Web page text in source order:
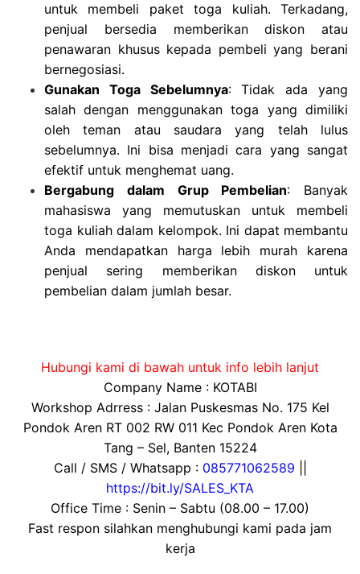
untuk membeli paket toga kuliah. Terkadang,
penjual bersedia memberikan diskon atau
penawaran khusus kepada pembeli yang berani
bernegosiasi.
Gunakan Toga Sebelumnya: Tidak ada yang
salah dengan menggunakan toga yang dimiliki
oleh teman atau saudara yang telah lulus
sebelumnya. Ini bisa menjadi cara yang sangat
efektif untuk menghemat uang.
Bergabung dalam Grup Pembelian: Banyak
mahasiswa yang memutuskan untuk membeli
toga kuliah dalam kelompok. Ini dapat membantu
Anda mendapatkan harga lebih murah karena
penjual sering memberikan diskon untuk
pembelian dalam jumlah besar.
Hubungi kami di bawah untuk info lebih lanjut
Company Name : KOTABI
Workshop Adrress : Jalan Puskesmas No. 175 Kel
Pondok Aren RT 002 RW 011 Kec Pondok Aren Kota
Tang – Sel, Banten 15224
Call / SMS / Whatsapp : 085771062589
https://bit.ly/SALES_KTA
Office Time : Senin – Sabtu (08.00 – 17.00)
Fast respon silahkan menghubungi kami pada jam
kerja